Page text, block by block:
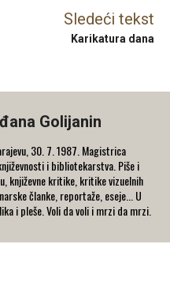
Sledeći tekst
Karikatura dana
Golijanin
30. 7. 1987. Magistrica
i bibliotekarstva. Piše i
književne kritike, kritike vizuelnih
članke, reportaže, eseje... U
i pleše. Voli da voli i mrzi da mrzi.